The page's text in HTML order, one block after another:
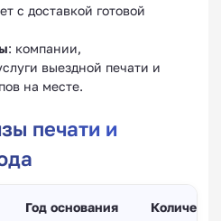
с доставкой готовой
: компании,
выездной печати и
на месте.
печати и
Год основания